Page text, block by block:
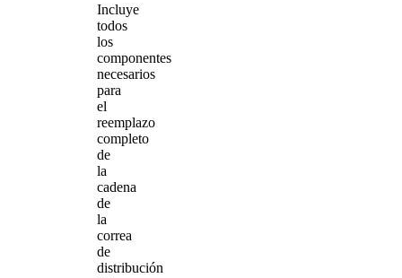
Incluye
todos
los
componentes
necesarios
para
el
reemplazo
completo
de
la
cadena
de
la
correa
de
distribución